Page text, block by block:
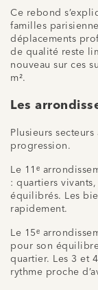
Ce rebond
familles
déplacements
de qualité reste
nouveau sur ces
m².
Les
Plusieurs
progression.
Le 11ᵉ
: quartiers
équilibrés. Les
rapidement.
Le 15ᵉ
pour son
quartier. Les 3 et
rythme proche